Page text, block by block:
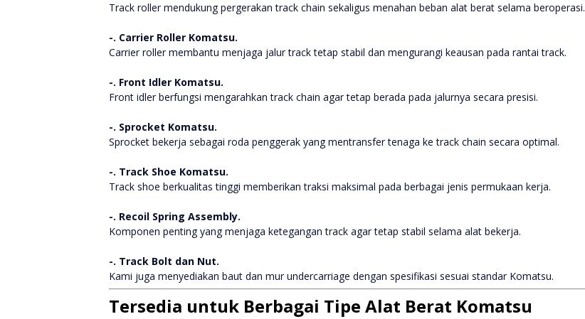
Track roller mendukung pergerakan track chain sekaligus menahan beban alat berat selama beroperasi.
-. Carrier Roller Komatsu.
Carrier roller membantu menjaga jalur track tetap stabil dan mengurangi keausan pada rantai track.
-. Front Idler Komatsu.
Front idler berfungsi mengarahkan track chain agar tetap berada pada jalurnya secara presisi.
-. Sprocket Komatsu.
Sprocket bekerja sebagai roda penggerak yang mentransfer tenaga ke track chain secara optimal.
-. Track Shoe Komatsu.
Track shoe berkualitas tinggi memberikan traksi maksimal pada berbagai jenis permukaan kerja.
-. Recoil Spring Assembly.
Komponen penting yang menjaga ketegangan track agar tetap stabil selama alat bekerja.
-. Track Bolt dan Nut.
Kami juga menyediakan baut dan mur undercarriage dengan spesifikasi sesuai standar Komatsu.
Tersedia untuk Berbagai Tipe Alat Berat Komatsu